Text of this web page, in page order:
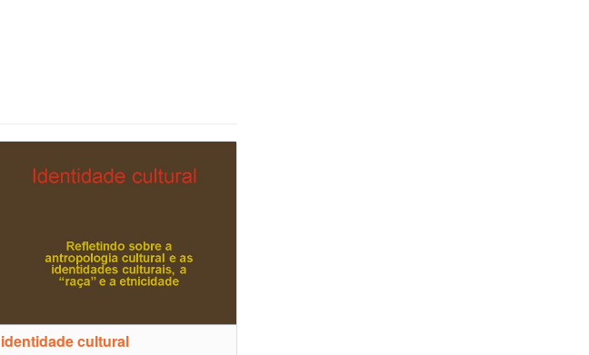
identidade cultural